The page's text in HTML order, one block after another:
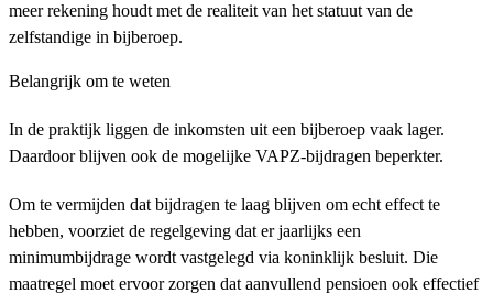
meer rekening houdt met de realiteit van het statuut van de
zelfstandige in bijberoep.
Belangrijk om te weten
In de praktijk liggen de inkomsten uit een bijberoep vaak lager.
Daardoor blijven ook de mogelijke VAPZ-bijdragen beperkter.
Om te vermijden dat bijdragen te laag blijven om echt effect te
hebben, voorziet de regelgeving dat er jaarlijks een
minimumbijdrage wordt vastgelegd via koninklijk besluit. Die
maatregel moet ervoor zorgen dat aanvullend pensioen ook effectief